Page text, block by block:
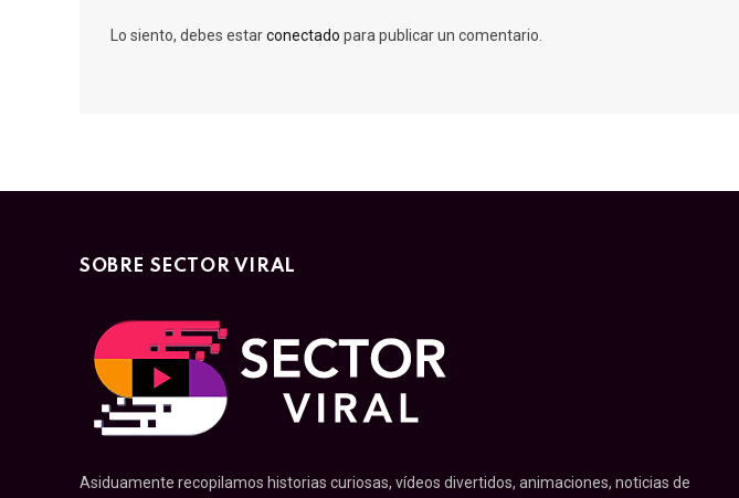
Lo siento, debes estarconectado para publicar un comentario.
SOBRE SECTOR VIRAL
Asiduamente recopilamos historias curiosas, vídeos divertidos, animaciones, noticias de